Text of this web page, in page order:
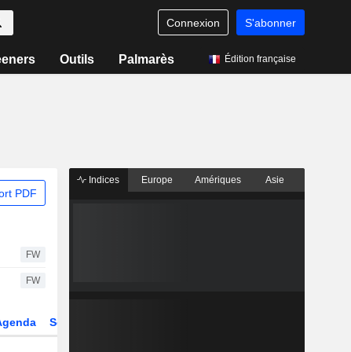
Connexion S'abonner
Outils Palmarès Édition française
PDF
FW
FW
Secteur
Indices Europe Amériques Asie